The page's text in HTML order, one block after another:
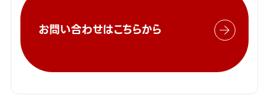
お問い合わせはこちらから